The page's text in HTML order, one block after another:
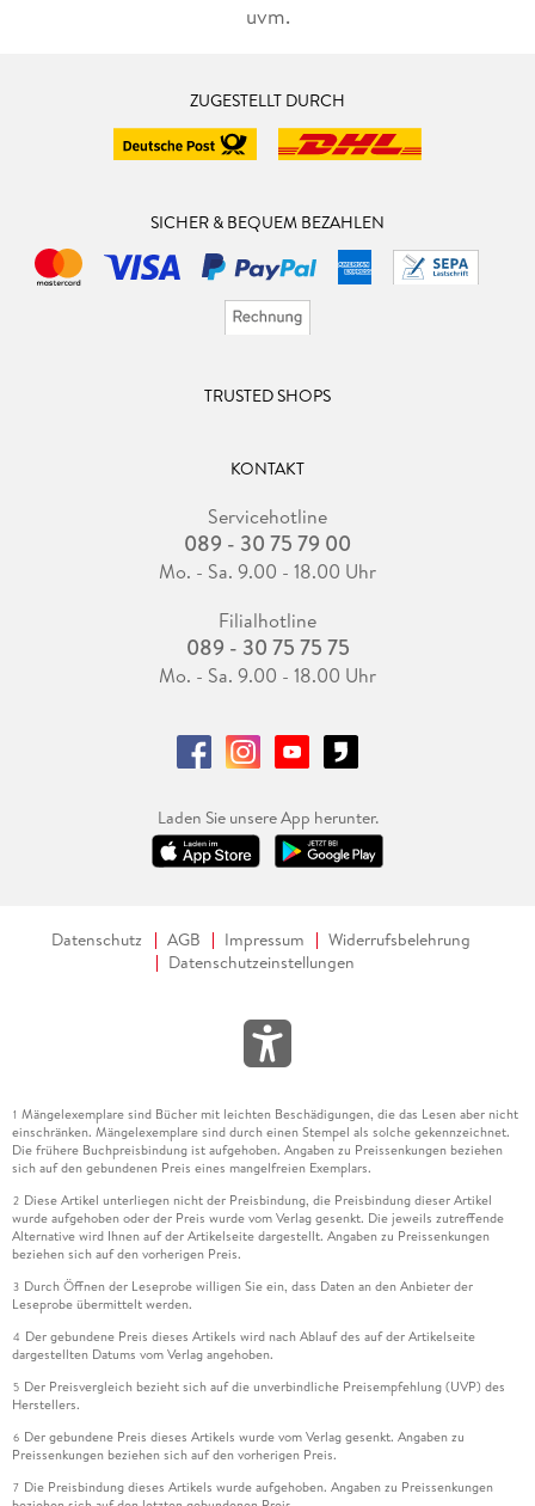
uvm.
ZUGESTELLT DURCH
SICHER & BEQUEM BEZAHLEN
TRUSTED SHOPS
KONTAKT
Servicehotline
089 - 30 75 79 00
Mo. - Sa. 9.00 - 18.00 Uhr
Filialhotline
089 - 30 75 75 75
Mo. - Sa. 9.00 - 18.00 Uhr
Laden Sie unsere App herunter.
Datenschutz AGB Impressum
Widerrufsbelehrung
Datenschutzeinstellungen
1 Mängelexemplare sind Bücher mit leichten Beschädigungen, die das Lesen aber nicht
einschränken. Mängelexemplare sind durch einen Stempel als solche gekennzeichnet.
Die frühere Buchpreisbindung ist aufgehoben. Angaben zu Preissenkungen beziehen
sich auf den gebundenen Preis eines mangelfreien Exemplars.
2 Diese Artikel unterliegen nicht der Preisbindung, die Preisbindung dieser Artikel
wurde aufgehoben oder der Preis wurde vom Verlag gesenkt. Die jeweils zutreffende
Alternative wird Ihnen auf der Artikelseite dargestellt. Angaben zu Preissenkungen
beziehen sich auf den vorherigen Preis.
3 Durch Öffnen der Leseprobe willigen Sie ein, dass Daten an den Anbieter der
Leseprobe übermittelt werden.
4 Der gebundene Preis dieses Artikels wird nach Ablauf des auf der Artikelseite
dargestellten Datums vom Verlag angehoben.
5 Der Preisvergleich bezieht sich auf die unverbindliche Preisempfehlung (UVP) des
Herstellers.
6 Der gebundene Preis dieses Artikels wurde vom Verlag gesenkt. Angaben zu
Preissenkungen beziehen sich auf den vorherigen Preis.
7 Die Preisbindung dieses Artikels wurde aufgehoben. Angaben zu Preissenkungen